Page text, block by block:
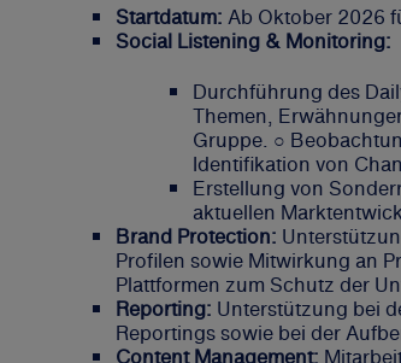
Startdatum: Ab Oktober 2026
Social Listening & Monitoring:
Durchführung des
Themen,
Gruppe. ○
Identifikation von
Erstellung von
aktuellen
Brand Protection:
Profilen sowie Mitwirkung an
Plattformen zum Schutz der
Reporting: Unterstützung bei
Reportingssowie bei der
Content Management: